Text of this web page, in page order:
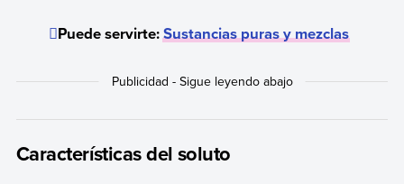
Puede servirte:Sustancias puras y mezclas
Características del soluto